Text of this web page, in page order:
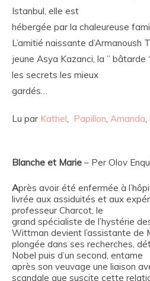
Istanbul, elle est
hébergée par la chaleureuse
L’amitié naissante d’Armanoush
jeune Asya Kazanci, la ” bâtarde
les secrets les mieux
gardés…
Lu par Kathel, Papillon, Amanda,
Blanche et Marie – Per Olov
Après avoir été enfermée à
livrée aux assiduités et aux
professeur Charcot, le
grand spécialiste de l’hystérie
Wittman devient l’assistante de
plongée dans ses recherches,
Nobel puis d’un second, entame
après son veuvage une liaison
scandale que suscite cette